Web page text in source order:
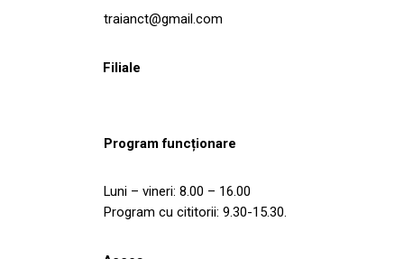
traianct@gmail.com
Filiale
Program funcționare
Luni – vineri: 8.00 – 16.00
Program cu cititorii: 9.30-15.30.